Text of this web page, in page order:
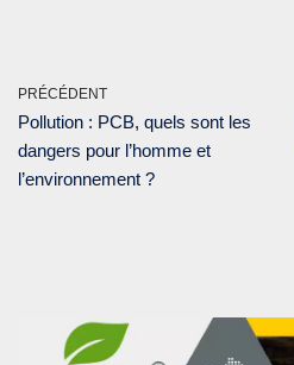
PRÉCÉDENT
Pollution : PCB, quels sont les
dangers pour l’homme et
l’environnement ?